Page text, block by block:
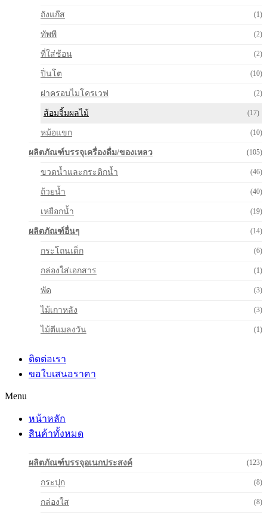
ถังแก๊ส (1)
ทัพพี (2)
ที่ใส่ช้อน (2)
ปิ่นโต (10)
ฝาครอบไมโครเวฟ (2)
ส้อมจิ้มผลไม้ (17)
หม้อแขก (10)
ผลิตภัณฑ์บรรจุเครื่องดื่ม/ของเหลว (105)
ขวดน้ำและกระติกน้ำ (46)
ถ้วยน้ำ (40)
เหยือกน้ำ (19)
ผลิตภัณฑ์อื่นๆ (14)
กระโถนเด็ก (6)
กล่องใส่เอกสาร (1)
พัด (3)
ไม้เกาหลัง (3)
ไม้ตีแมลงวัน (1)
ติดต่อเรา
ขอใบเสนอราคา
Menu
หน้าหลัก
สินค้าทั้งหมด
ผลิตภัณฑ์บรรจุอเนกประสงค์ (123)
กระปุก (8)
กล่องใส (8)